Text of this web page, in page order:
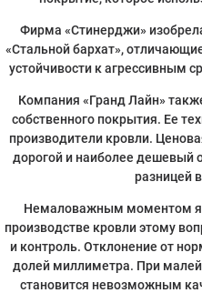
Фирма «Стинерджи»
«Стальной бархат»,
устойчивости к агрессивным
Компания «Гранд Лайн»
собственного покрытия. Ее
производители кровли.
дорогой и наиболее дешевый
разницей
Немаловажным моментом
производстве кровли этому
и контроль. Отклонение от
долей миллиметра. При
становится невозможным